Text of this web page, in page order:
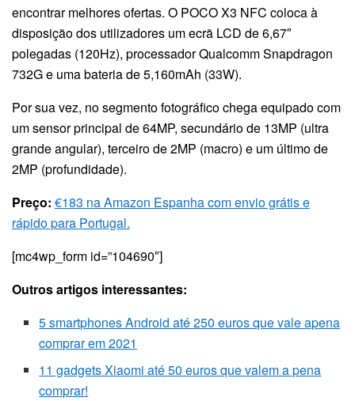
encontrar melhores ofertas. O POCO X3 NFC coloca à
disposição dos utilizadores um ecrã LCD de 6,67″
polegadas (120Hz), processador Qualcomm Snapdragon
732G e uma bateria de 5,160mAh (33W).
Por sua vez, no segmento fotográfico chega equipado com
um sensor principal de 64MP, secundário de 13MP (ultra
grande angular), terceiro de 2MP (macro) e um último de
2MP (profundidade).
Preço: €183 na Amazon Espanha com envio grátis e
rápido para Portugal.
[mc4wp_form id=”104690″]
Outros artigos interessantes:
5 smartphones Android até 250 euros que vale apena
comprar em 2021
11 gadgets Xiaomi até 50 euros que valem a pena
comprar!